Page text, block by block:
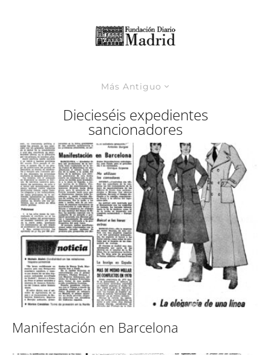
Más Antiguo
Diecieséis expedientes
sancionadores
Manifestación en Barcelona